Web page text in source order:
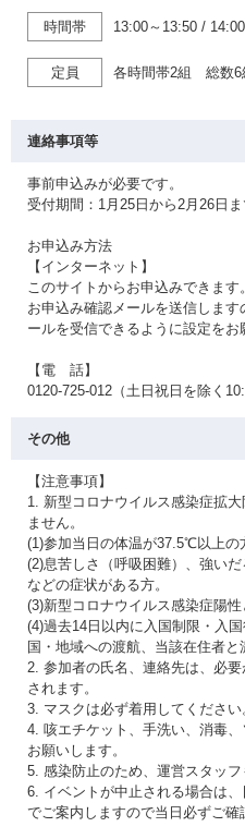
時間帯 13:00～13:50 /
定員 各時間帯2組 総数6
連絡事項等
事前申込みが必要です。
受付期間：1月25日から2月26日
お申込み方法
【インターネット】
このサイトからお申込みできます。
お申込み確認メールを送信しま
ールを受信できるように設定をお
【電 話】
0120-725-012（土日祝日を除く
その他
【注意事項】
1. 新型コロナウイルス感染症拡
ません。
(1)参加当日の体温が37.5℃以上の
(2)息苦しさ（呼吸困難）、強い
などの症状がある方。
(3)新型コロナウイルス感染症陽
(4)過去14日以内に入国制限・入
国・地域への渡航、当該在住者と
2. 参加者の氏名、連絡先は、必
されます。
3. マスクは必ず着用してください
4. 咳エチケット、手洗い、消毒
お願いします。
5. 感染防止のため、運営スタッフ
6. イベントが中止される場合は
でご案内しますので当日必ずご確